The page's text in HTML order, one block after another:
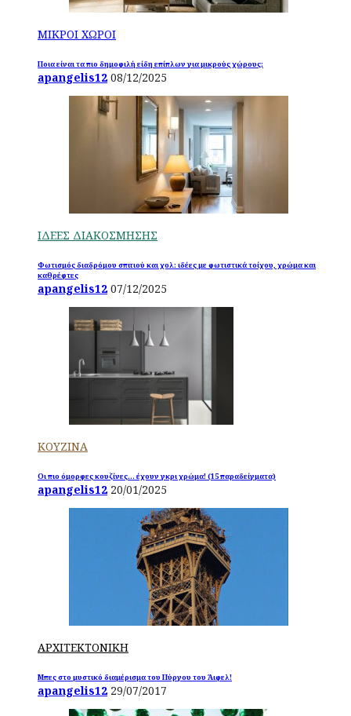
ΜΙΚΡΟΙ ΧΩΡΟΙ
Ποια είναι τα πιο δημοφιλή είδη επίπλων για μικρούς χώρους;
apangelis12 08/12/2025
ΙΔΕΕΣ ΔΙΑΚΟΣΜΗΣΗΣ
Φωτισμός διαδρόμου σπιτιού και χολ: ιδέες με φωτιστικά τοίχου, χρώμα και
καθρέφτες
apangelis12 07/12/2025
ΚΟΥΖΙΝΑ
Οι πιο όμορφες κουζίνες… έχουν γκρι χρώμα! (15 παραδείγματα)
apangelis12 20/01/2025
ΑΡΧΙΤΕΚΤΟΝΙΚΗ
Μπες στο μυστικό διαμέρισμα του Πύργου του Άιφελ!
apangelis12 29/07/2017